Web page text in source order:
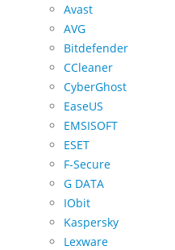
Avast
AVG
Bitdefender
CCleaner
CyberGhost
EaseUS
EMSISOFT
ESET
F-Secure
G DATA
IObit
Kaspersky
Lexware